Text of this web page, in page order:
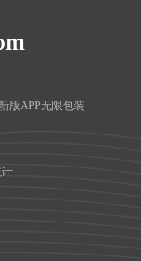
版APP无限包装